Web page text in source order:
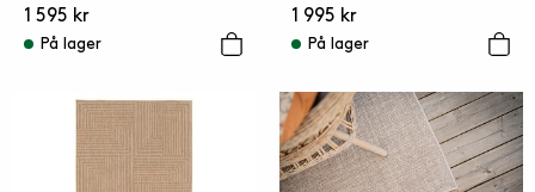
1 595 kr
På lager
1 995 kr
På lager